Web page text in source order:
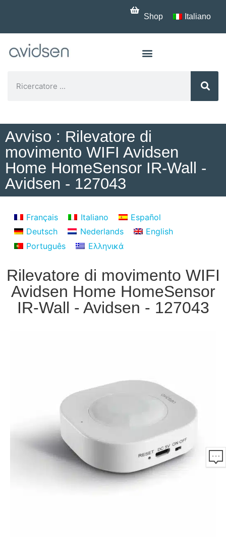
Shop Italiano
Avviso : Rilevatore di
movimento WIFI Avidsen
Home HomeSensor IR-Wall -
Avidsen - 127043
Français Italiano
Español
Deutsch
Nederlands
English
Português
Ελληνικά
Rilevatore di movimento WIFI
Avidsen Home HomeSensor
IR-Wall - Avidsen - 127043